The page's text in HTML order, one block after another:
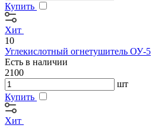
Купить
Хит
10
Углекислотный огнетушитель ОУ-5
Есть в наличии
2100
шт
Купить
Хит